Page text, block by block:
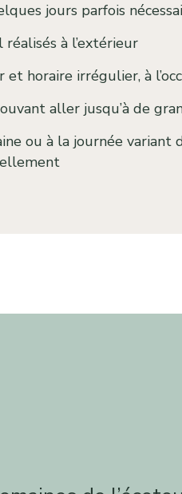
jours parfois
à l’extérieur
et horaire irrégulier, à
aller jusqu’à de
ou à la journée variant